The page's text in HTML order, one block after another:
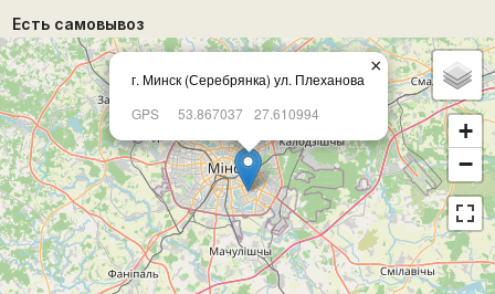
Есть самовывоз
г. Минск (Серебрянка) ул. Плеханова
GPS
53.867037 27.610994
×
+
−